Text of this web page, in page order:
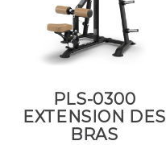
PLS-0300
EXTENSION DES
BRAS